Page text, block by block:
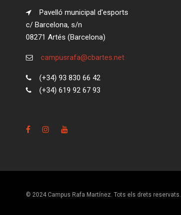
Pavelló municipal d'esports
c/ Barcelona, s/n
08271 Artés (Barcelona)
campusrafa@cbartes.net
(+34) 93 830 66 42
(+34) 619 92 67 93
© 2024 Campus Rafa Martínez. Tots els drets reservats.